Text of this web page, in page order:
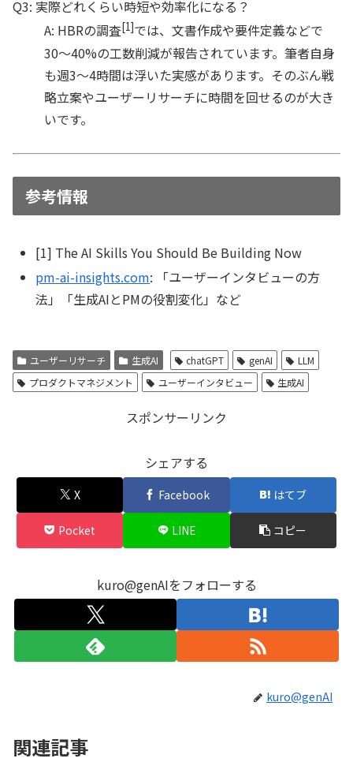
Q3: 実際どれくらい時短や効率化になる？
A: HBRの調査[1]では、文書作成や要件定義などで
30〜40%の工数削減が報告されています。筆者自身
も週3〜4時間は浮いた実感があります。そのぶん戦
略立案やユーザーリサーチに時間を回せるのが大き
いです。
参考情報
[1] The AI Skills You Should Be Building Now
pm-ai-insights.com: 「ユーザーインタビューの方
法」「生成AIとPMの役割変化」など
ユーザーリサーチ 生成AI chatGPT genAI
LLM
プロダクトマネジメント
ユーザーインタビュー 生成AI
スポンサーリンク
シェアする
X Facebook はてブ
Pocket LINE コピー
kuro@genAIをフォローする
kuro@genAI
関連記事